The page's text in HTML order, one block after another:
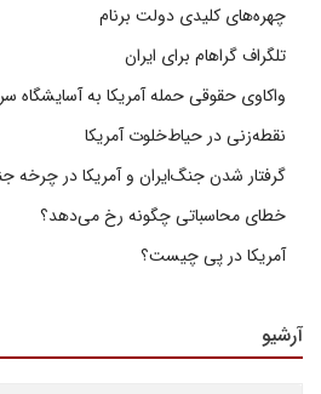
چهره‌های کلیدی دولت برنام
تلگراف گراهام برای ایران
واکاوی حقوقی حمله آمریکا به آسایشگاه
نقطه‌زنی در حیاط‌خلوت آمریکا
گرفتار شدن جنگ‌ایران و آمریکا در
خطای محاسباتی چگونه رخ می‌دهد؟
آمریکا در پی چیست؟
آرشیو